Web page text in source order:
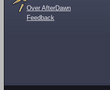
Over AfterDawn
Feedback